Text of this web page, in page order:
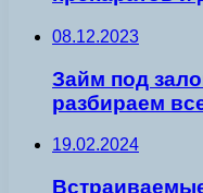
08.12.2023
Займ под
разбираем
19.02.2024